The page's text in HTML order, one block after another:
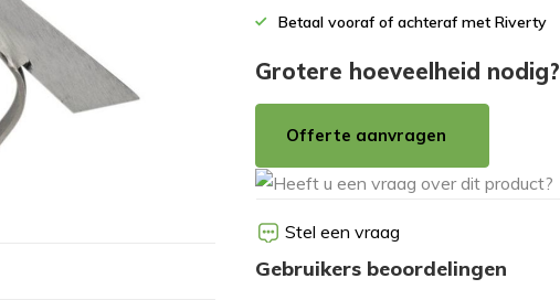
Betaal vooraf of achteraf met Riverty
Grotere hoeveelheid nodig?
Offerte aanvragen
Stel een vraag
Gebruikers beoordelingen